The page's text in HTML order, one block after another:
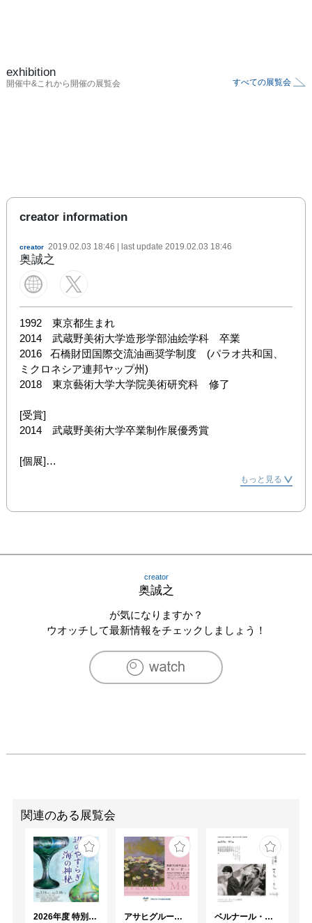
exhibition
開催中&これから開催の展覧会 すべての展覧会
creator information
creator 2019.02.03 18:46 | last update 2019.02.03 18:46
奥誠之
1992　東京都生まれ
2014　武蔵野美術大学造形学部油絵学科　卒業
2016   石橋財団国際交流油画奨学制度　(パラオ共和国、
ミクロネシア連邦ヤップ州)
2018　東京藝術大学大学院美術研究科　修了
[受賞]
2014　武蔵野美術大学卒業制作展優秀賞
[個展]
[コレクション]
もっと見る
creator
奥誠之
が気になりますか？
ウオッチして最新情報をチェックしましょう！
関連のある展覧会
2026年度 特別展「ガレとドーム、アール･ヌーヴォーのガラス 水辺のやすらぎ、海の神秘」 アサヒグループ大山崎山荘美術館 開館30周年記念展「没後100年 クロード・モネ」 ベルナール・ビュフェと写真 ーカメラがとらえたビュフェとその時代、そして21 世紀へ